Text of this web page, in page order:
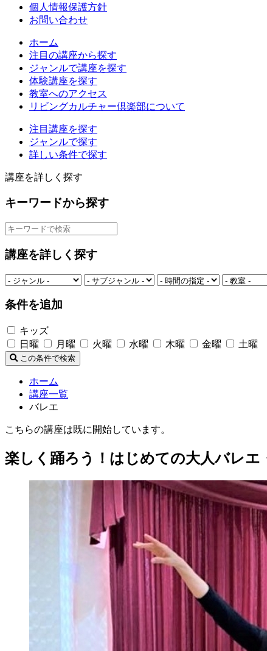
個人情報保護方針
お問い合わせ
ホーム
注目の講座から探す
ジャンルで講座を探す
体験講座を探す
教室へのアクセス
リビングカルチャー倶楽部について
注目講座を探す
ジャンルで探す
詳しい条件で探す
講座を詳しく探す
キーワードから探す
講座を詳しく探す
条件を追加
キッズ
日曜
月曜 火曜 水曜 木曜 金曜 土曜
この条件で検索
ホーム
講座一覧
バレエ
こちらの講座は既に開始しています。
楽しく踊ろう！はじめての大人バレエ